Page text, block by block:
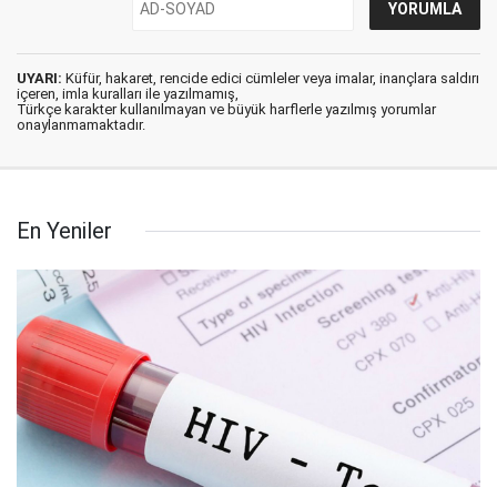
UYARI: Küfür, hakaret, rencide edici cümleler veya imalar, inançlara saldırı
içeren, imla kuralları ile yazılmamış,
Türkçe karakter kullanılmayan ve büyük harflerle yazılmış yorumlar
onaylanmamaktadır.
En Yeniler